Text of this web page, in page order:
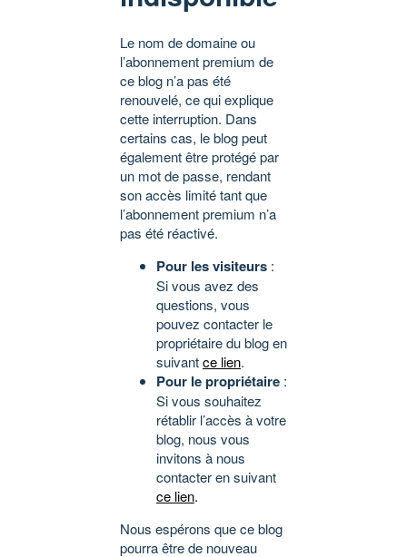
Le nom de domaine ou
l’abonnement premium de
ce blog n’a pas été
renouvelé, ce qui explique
cette interruption. Dans
certains cas, le blog peut
également être protégé par
un mot de passe, rendant
son accès limité tant que
l’abonnement premium n’a
pas été réactivé.
Pour les visiteurs :
Si vous avez des
questions, vous
pouvez contacter le
propriétaire du blog en
suivantce lien.
Pour le propriétaire :
Si vous souhaitez
rétablir l’accès à votre
blog, nous vous
invitons à nous
contacter en suivant
ce lien.
Nous espérons que ce blog
pourra être de nouveau